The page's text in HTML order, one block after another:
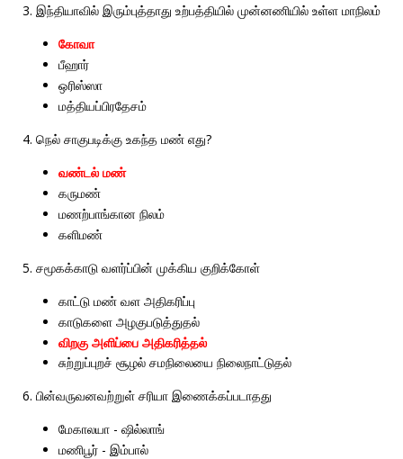
3. இந்தியாவில் இரும்புத்தாது உற்பத்தியில் முன்னணியில் உள்ள மாநிலம்
கோவா
பீஹார்
ஒரிஸ்ஸா
மத்தியப்பிரதேசம்
4. நெல் சாகுபடிக்கு உகந்த மண் எது?
வண்டல் மண்
கருமண்
மணற்பாங்கான நிலம்
களிமண்
5. சமூகக்காடு வளர்ப்பின் முக்கிய குறிக்கோள்
காட்டு மண் வள அதிகரிப்பு
காடுகளை அழகுபடுத்துதல்
விறகு அளிப்பை அதிகரித்தல்
சுற்றுப்புறச் சூழல் சமநிலையை நிலைநாட்டுதல்
6. பின்வருவனவற்றுள் சரியா இணைக்கப்படாதது
மேகாலயா - ஷில்லாங்
மணிபூர் - இம்பால்